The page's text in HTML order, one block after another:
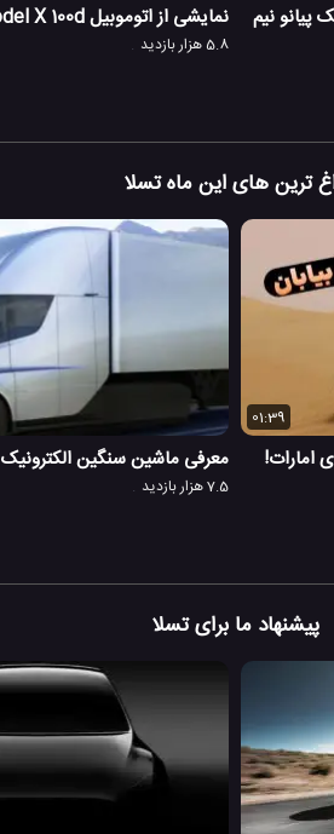
پیانو نیم
نمایشی از اتوموبیل Model X 100d
5.8 هزار بازدید
ترین های این ماه تسلا
01:39
معرفی ماشین سنگین الکترونیک Tesla Semi 2020
7.5 هزار بازدید
پیشنهاد ما برای تسلا